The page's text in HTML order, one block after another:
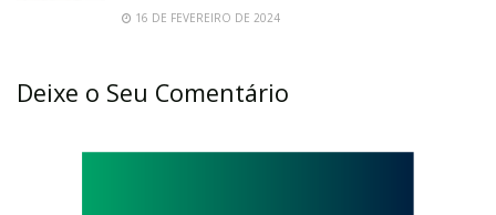
16 DE FEVEREIRO DE 2024
Deixe o Seu Comentário